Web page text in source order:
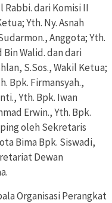
Rabbi. dari Komisi II
Yth. Ny. Asnah
Anggota; Yth.
Bin Walid. dan dari
S.Sos., Wakil Ketua;
Bpk. Firmansyah.,
Yth. Bpk. Iwan
Erwin., Yth. Bpk.
oleh Sekretaris
Bima Bpk. Siswadi,
Dewan
Organisasi Perangkat